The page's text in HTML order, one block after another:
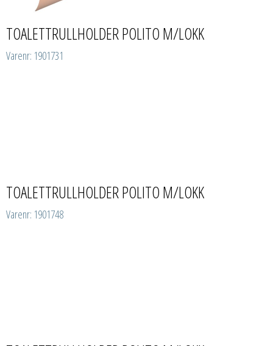
TOALETTRULLHOLDER POLITO M/LOKK
Varenr: 1901731
TOALETTRULLHOLDER POLITO M/LOKK
Varenr: 1901748